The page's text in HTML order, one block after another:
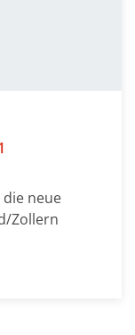
die neue
Zollern